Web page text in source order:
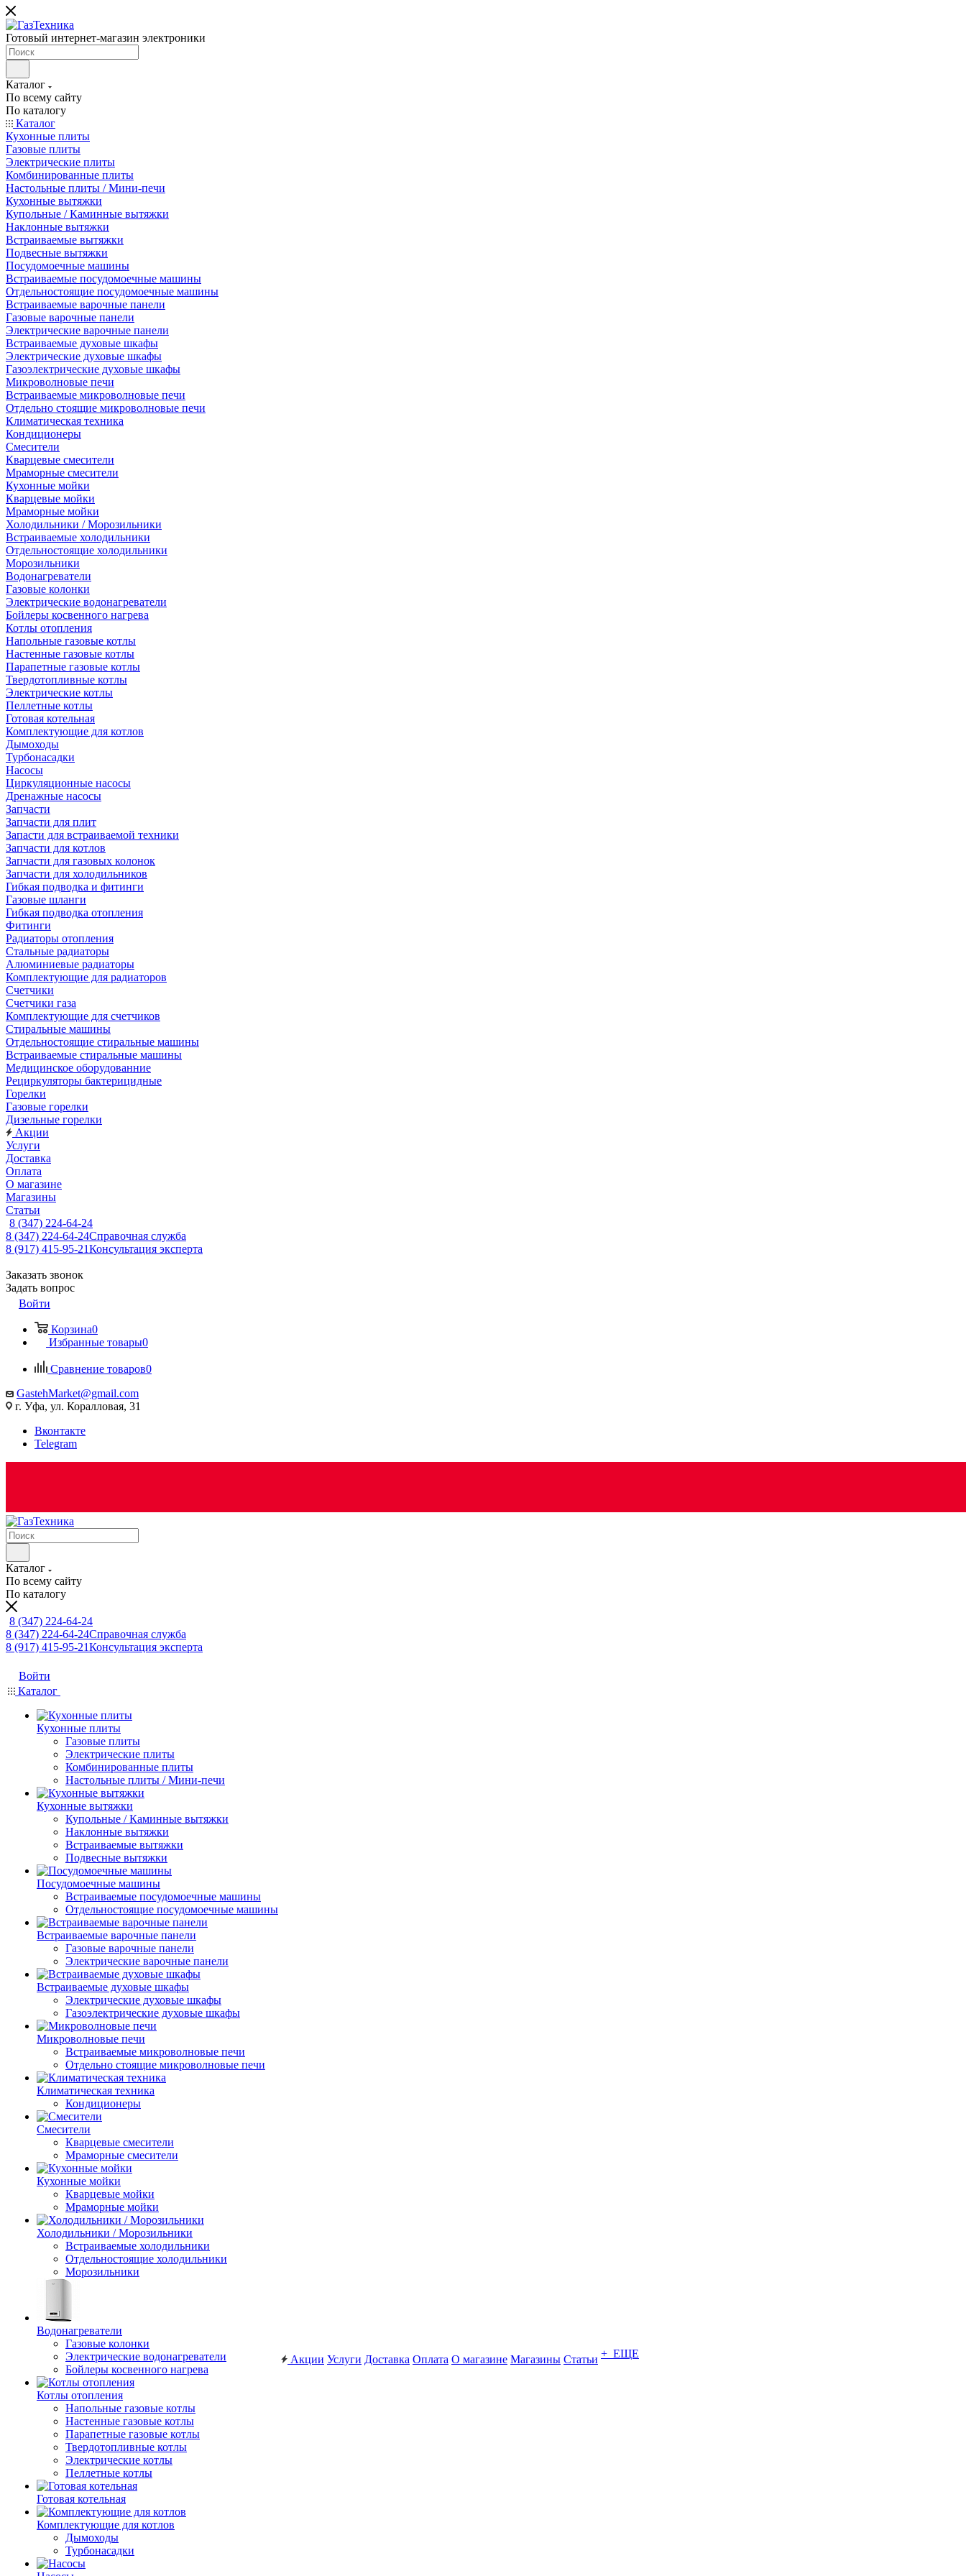
Готовый интернет-магазин электроники
Каталог
По всему сайту
По каталогу
Каталог
Кухонные плиты
Газовые плиты
Электрические плиты
Комбинированные плиты
Настольные плиты / Мини-печи
Кухонные вытяжки
Купольные / Каминные вытяжки
Наклонные вытяжки
Встраиваемые вытяжки
Подвесные вытяжки
Посудомоечные машины
Встраиваемые посудомоечные машины
Отдельностоящие посудомоечные машины
Встраиваемые варочные панели
Газовые варочные панели
Электрические варочные панели
Встраиваемые духовые шкафы
Электрические духовые шкафы
Газоэлектрические духовые шкафы
Микроволновые печи
Встраиваемые микроволновые печи
Отдельно стоящие микроволновые печи
Климатическая техника
Кондиционеры
Смесители
Кварцевые смесители
Мраморные смесители
Кухонные мойки
Кварцевые мойки
Мраморные мойки
Холодильники / Морозильники
Встраиваемые холодильники
Отдельностоящие холодильники
Морозильники
Водонагреватели
Газовые колонки
Электрические водонагреватели
Бойлеры косвенного нагрева
Котлы отопления
Напольные газовые котлы
Настенные газовые котлы
Парапетные газовые котлы
Твердотопливные котлы
Электрические котлы
Пеллетные котлы
Готовая котельная
Комплектующие для котлов
Дымоходы
Турбонасадки
Насосы
Циркуляционные насосы
Дренажные насосы
Запчасти
Запчасти для плит
Запасти для встраиваемой техники
Запчасти для котлов
Запчасти для газовых колонок
Запчасти для холодильников
Гибкая подводка и фитинги
Газовые шланги
Гибкая подводка отопления
Фитинги
Радиаторы отопления
Стальные радиаторы
Алюминиевые радиаторы
Комплектующие для радиаторов
Счетчики
Счетчики газа
Комплектующие для счетчиков
Стиральные машины
Отдельностоящие стиральные машины
Встраиваемые стиральные машины
Медицинское оборудованние
Рециркуляторы бактерицидные
Горелки
Газовые горелки
Дизельные горелки
Акции
Услуги
Доставка
Оплата
О магазине
Магазины
Статьи
8 (347) 224-64-24
8 (347) 224-64-24Справочная служба
8 (917) 415-95-21Консультация эксперта
Заказать звонок
Задать вопрос
Войти
Корзина0
Избранные товары0
Сравнение товаров0
GastehMarket@gmail.com
г. Уфа, ул. Коралловая, 31
Вконтакте
Telegram
Каталог
По всему сайту
По каталогу
8 (347) 224-64-24
8 (347) 224-64-24Справочная служба
8 (917) 415-95-21Консультация эксперта
Войти
Каталог
Кухонные плиты
Газовые плиты
Электрические плиты
Комбинированные плиты
Настольные плиты / Мини-печи
Кухонные вытяжки
Купольные / Каминные вытяжки
Наклонные вытяжки
Встраиваемые вытяжки
Подвесные вытяжки
Посудомоечные машины
Встраиваемые посудомоечные машины
Отдельностоящие посудомоечные машины
Встраиваемые варочные панели
Газовые варочные панели
Электрические варочные панели
Встраиваемые духовые шкафы
Электрические духовые шкафы
Газоэлектрические духовые шкафы
Микроволновые печи
Встраиваемые микроволновые печи
Отдельно стоящие микроволновые печи
Климатическая техника
Кондиционеры
Смесители
Кварцевые смесители
Мраморные смесители
Кухонные мойки
Кварцевые мойки
Мраморные мойки
Холодильники / Морозильники
Встраиваемые холодильники
Отдельностоящие холодильники
Морозильники
Водонагреватели
Газовые колонки
Электрические водонагреватели
Бойлеры косвенного нагрева
Котлы отопления
Напольные газовые котлы
Настенные газовые котлы
Парапетные газовые котлы
Твердотопливные котлы
Электрические котлы
Пеллетные котлы
Готовая котельная
Комплектующие для котлов
Дымоходы
Турбонасадки
Акции Услуги Доставка Оплата О магазине Магазины Статьи + ЕЩЕ